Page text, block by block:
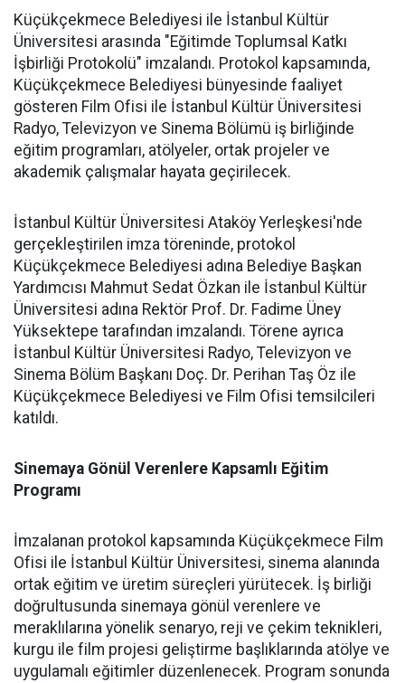
Küçükçekmece Belediyesi ile İstanbul Kültür
Üniversitesi arasında "Eğitimde Toplumsal Katkı
İşbirliği Protokolü" imzalandı. Protokol kapsamında,
Küçükçekmece Belediyesi bünyesinde faaliyet
gösteren Film Ofisi ile İstanbul Kültür Üniversitesi
Radyo, Televizyon ve Sinema Bölümü iş birliğinde
eğitim programları, atölyeler, ortak projeler ve
akademik çalışmalar hayata geçirilecek.
İstanbul Kültür Üniversitesi Ataköy Yerleşkesi'nde
gerçekleştirilen imza töreninde, protokol
Küçükçekmece Belediyesi adına Belediye Başkan
Yardımcısı Mahmut Sedat Özkan ile İstanbul Kültür
Üniversitesi adına Rektör Prof. Dr. Fadime Üney
Yüksektepe tarafından imzalandı. Törene ayrıca
İstanbul Kültür Üniversitesi Radyo, Televizyon ve
Sinema Bölüm Başkanı Doç. Dr. Perihan Taş Öz ile
Küçükçekmece Belediyesi ve Film Ofisi temsilcileri
katıldı.
Sinemaya Gönül Verenlere Kapsamlı Eğitim
Programı
İmzalanan protokol kapsamında Küçükçekmece Film
Ofisi ile İstanbul Kültür Üniversitesi, sinema alanında
ortak eğitim ve üretim süreçleri yürütecek. İş birliği
doğrultusunda sinemaya gönül verenlere ve
meraklılarına yönelik senaryo, reji ve çekim teknikleri,
kurgu ile film projesi geliştirme başlıklarında atölye ve
uygulamalı eğitimler düzenlenecek. Program sonunda